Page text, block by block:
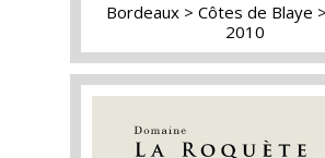
Bordeaux Côtes de Blaye
2010